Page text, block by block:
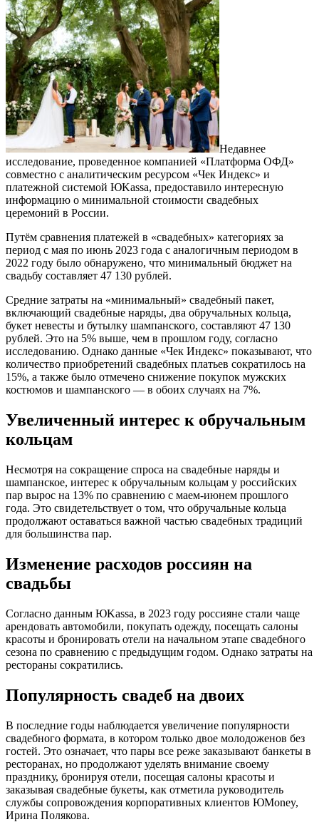
Недавнее
исследование, проведенное компанией «Платформа ОФД»
совместно с аналитическим ресурсом «Чек Индекс» и
платежной системой ЮKassa, предоставило интересную
информацию о минимальной стоимости свадебных
церемоний в России.
Путём сравнения платежей в «свадебных» категориях за
период с мая по июнь 2023 года с аналогичным периодом в
2022 году было обнаружено, что минимальный бюджет на
свадьбу составляет 47 130 рублей.
Средние затраты на «минимальный» свадебный пакет,
включающий свадебные наряды, два обручальных кольца,
букет невесты и бутылку шампанского, составляют 47 130
рублей. Это на 5% выше, чем в прошлом году, согласно
исследованию. Однако данные «Чек Индекс» показывают, что
количество приобретений свадебных платьев сократилось на
15%, а также было отмечено снижение покупок мужских
костюмов и шампанского — в обоих случаях на 7%.
Увеличенный интерес к обручальным
кольцам
Несмотря на сокращение спроса на свадебные наряды и
шампанское, интерес к обручальным кольцам у российских
пар вырос на 13% по сравнению с маем-июнем прошлого
года. Это свидетельствует о том, что обручальные кольца
продолжают оставаться важной частью свадебных традиций
для большинства пар.
Изменение расходов россиян на
свадьбы
Согласно данным ЮKassa, в 2023 году россияне стали чаще
арендовать автомобили, покупать одежду, посещать салоны
красоты и бронировать отели на начальном этапе свадебного
сезона по сравнению с предыдущим годом. Однако затраты на
рестораны сократились.
Популярность свадеб на двоих
В последние годы наблюдается увеличение популярности
свадебного формата, в котором только двое молодоженов без
гостей. Это означает, что пары все реже заказывают банкеты в
ресторанах, но продолжают уделять внимание своему
празднику, бронируя отели, посещая салоны красоты и
заказывая свадебные букеты, как отметила руководитель
службы сопровождения корпоративных клиентов ЮMoney,
Ирина Полякова.